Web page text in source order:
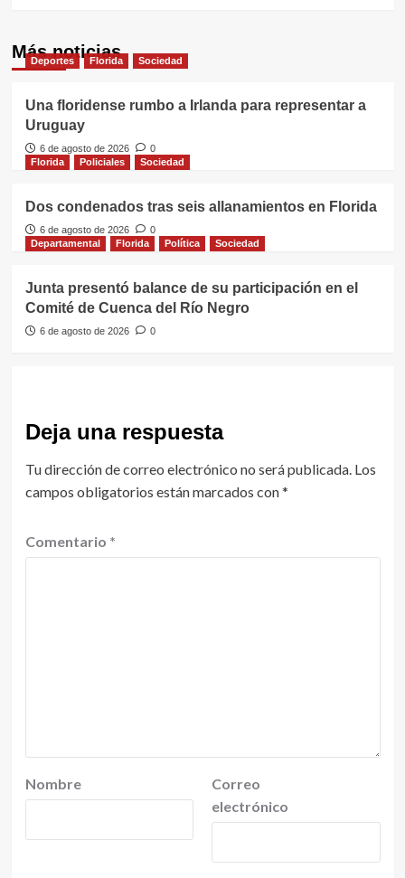
Más noticias
Deportes Florida Sociedad
Una floridense rumbo a Irlanda para representar a
Uruguay
6 de agosto de 2026
0
Florida
Policiales Sociedad
Dos condenados tras seis allanamientos en Florida
6 de agosto de 2026
0
Departamental
Florida Política Sociedad
Junta presentó balance de su participación en el
Comité de Cuenca del Río Negro
6 de agosto de 2026 0
Deja una respuesta
Tu dirección de correo electrónico no será publicada. Los
campos obligatorios están marcados con*
Comentario *
Nombre
Correo
electrónico